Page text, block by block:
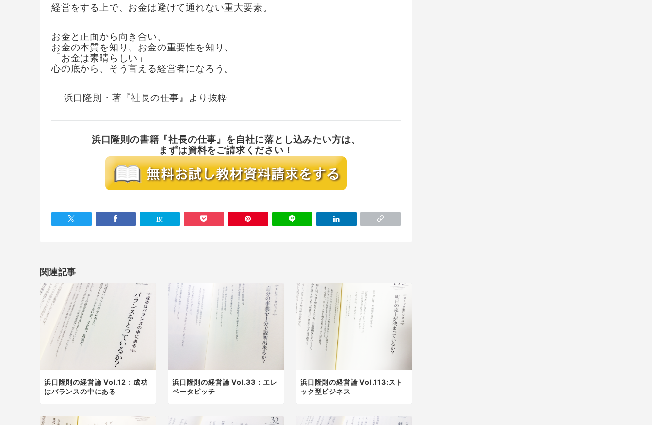
経営をする上で、お金は避けて通れない重大要素。
お金と正面から向き合い、
お金の本質を知り、お金の重要性を知り、
「お金は素晴らしい」
心の底から、そう言える経営者になろう。
― 浜口隆則・著『社長の仕事』より抜粋
浜口隆則の書籍『社長の仕事』を自社に落とし込みたい方は、
まずは資料をご請求ください！
関連記事
浜口隆則の経営論 Vol.12：成功
はバランスの中にある
浜口隆則の経営論 Vol.33：エレ
ベータピッチ
浜口隆則の経営論 Vol.113:スト
ック型ビジネス